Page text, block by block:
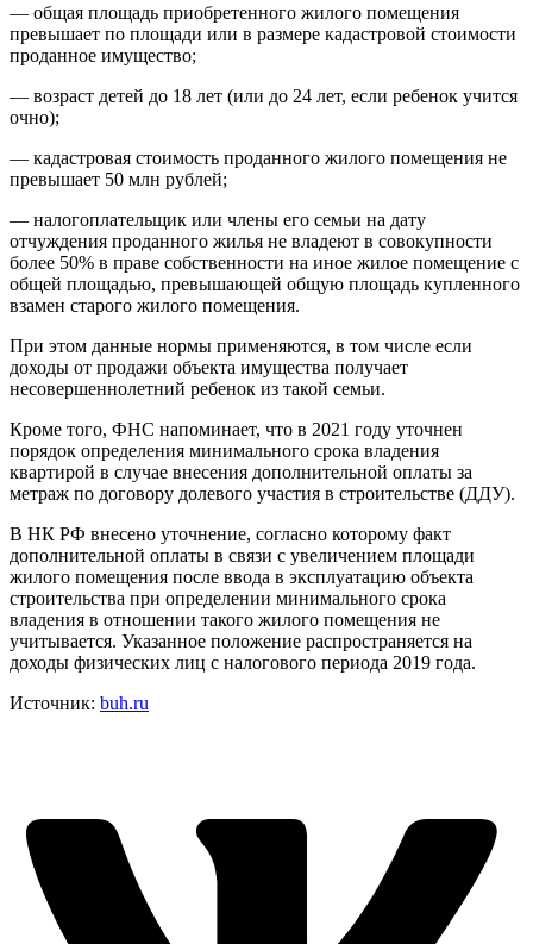
— общая площадь приобретенного жилого помещения
превышает по площади или в размере кадастровой стоимости
проданное имущество;
— возраст детей до 18 лет (или до 24 лет, если ребенок учится
очно);
— кадастровая стоимость проданного жилого помещения не
превышает 50 млн рублей;
— налогоплательщик или члены его семьи на дату
отчуждения проданного жилья не владеют в совокупности
более 50% в праве собственности на иное жилое помещение с
общей площадью, превышающей общую площадь купленного
взамен старого жилого помещения.
При этом данные нормы применяются, в том числе если
доходы от продажи объекта имущества получает
несовершеннолетний ребенок из такой семьи.
Кроме того, ФНС напоминает, что в 2021 году уточнен
порядок определения минимального срока владения
квартирой в случае внесения дополнительной оплаты за
метраж по договору долевого участия в строительстве (ДДУ).
В НК РФ внесено уточнение, согласно которому факт
дополнительной оплаты в связи с увеличением площади
жилого помещения после ввода в эксплуатацию объекта
строительства при определении минимального срока
владения в отношении такого жилого помещения не
учитывается. Указанное положение распространяется на
доходы физических лиц с налогового периода 2019 года.
Источник: buh.ru